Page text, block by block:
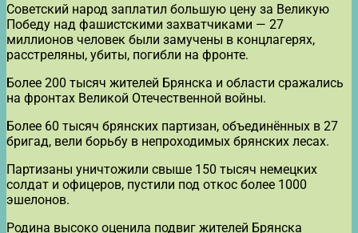
Советский народ заплатил большую цену за Великую
Победу над фашистскими захватчиками — 27
миллионов человек были замучены в концлагерях,
расстреляны, убиты, погибли на фронте.
Более 200 тысяч жителей Брянска и области сражались
на фронтах Великой Отечественной войны.
Более 60 тысяч брянских партизан, объединённых в 27
бригад, вели борьбу в непроходимых брянских лесах.
Партизаны уничтожили свыше 150 тысяч немецких
солдат и офицеров, пустили под откос более 1000
эшелонов.
Родина высоко оценила подвиг жителей Брянска